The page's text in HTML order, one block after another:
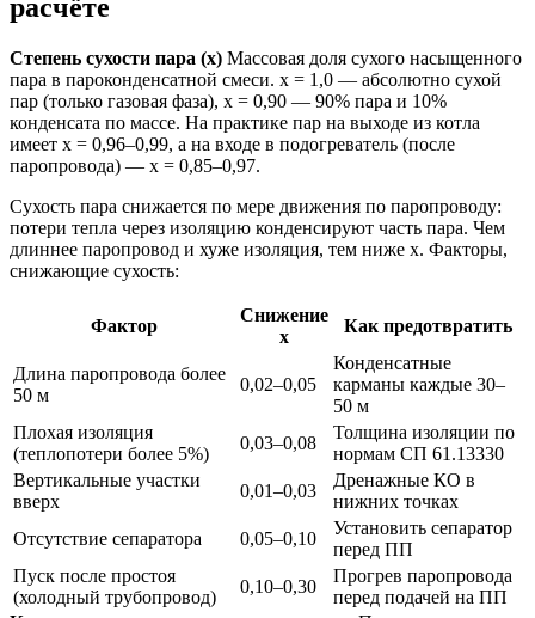
расчёте
Степень сухости пара (x) Массовая доля сухого насыщенного
пара в пароконденсатной смеси. x = 1,0 — абсолютно сухой
пар (только газовая фаза), x = 0,90 — 90% пара и 10%
конденсата по массе. На практике пар на выходе из котла
имеет x = 0,96–0,99, а на входе в подогреватель (после
паропровода) — x = 0,85–0,97.
Сухость пара снижается по мере движения по паропроводу:
потери тепла через изоляцию конденсируют часть пара. Чем
длиннее паропровод и хуже изоляция, тем ниже x. Факторы,
снижающие сухость:
Фактор
Снижение
x
Как предотвратить
Длина паропровода более
50 м
0,02–0,05
Конденсатные
карманы каждые 30–
50 м
Плохая изоляция
(теплопотери более 5%)
0,03–0,08
Толщина изоляции по
нормам СП 61.13330
Вертикальные участки
вверх
0,01–0,03
Дренажные КО в
нижних точках
Отсутствие сепаратора
0,05–0,10
Установить сепаратор
перед ПП
Пуск после простоя
(холодный трубопровод)
0,10–0,30
Прогрев паропровода
перед подачей на ПП